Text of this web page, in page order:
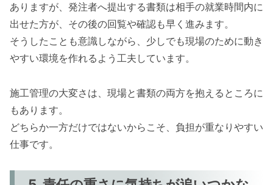
ありますが、発注者へ提出する書類は相手の就業時間内に
出せた方が、その後の回覧や確認も早く進みます。
そうしたことも意識しながら、少しでも現場のために動き
やすい環境を作れるよう工夫しています。
施工管理の大変さは、現場と書類の両方を抱えるところに
もあります。
どちらか一方だけではないからこそ、負担が重なりやすい
仕事です。